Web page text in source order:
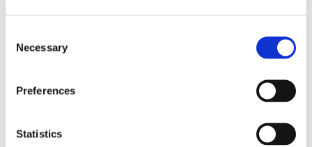
Selection
Necessary
Preferences
Statistics